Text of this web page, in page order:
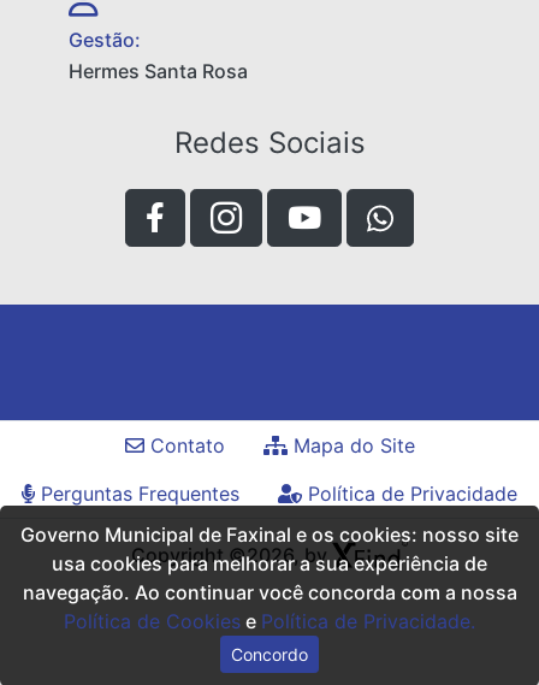
Gestão:
Hermes Santa Rosa
Redes Sociais
Contato
Mapa do Site
Perguntas Frequentes
Política de Privacidade
Copyright ©2026, by
Governo Municipal de Faxinal e os cookies: nosso site
usa cookies para melhorar a sua experiência de
navegação. Ao continuar você concorda com a nossa
Política de Cookies e Política de Privacidade.
Concordo